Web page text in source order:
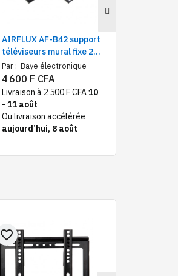
AIRFLUX AF-B42 support
téléviseurs mural fixe 26
à 65 pouces
Par : Baye électronique
4 600 F CFA
Livraison à 2 500 F CFA10
- 11 août
Ou livraison accélérée
aujourd’hui, 8 août
favorite_border